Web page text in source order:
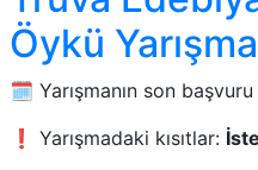
Öykü
🗓️ Yarışmanın son
❗ Yarışmadaki kısıtlar: